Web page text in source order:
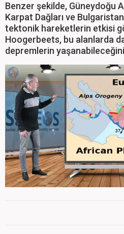
Benzer şekilde, Güneydoğu
Karpat Dağları ve
tektonik hareketlerin etkisi
Hoogerbeets, bu alanlarda
depremlerin